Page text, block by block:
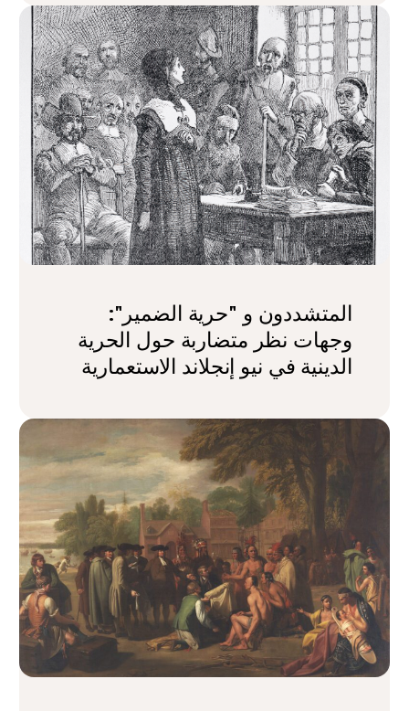
المتشددون و "حرية الضمير":
وجهات نظر متضاربة حول الحرية
الدينية في نيو إنجلاند الاستعمارية